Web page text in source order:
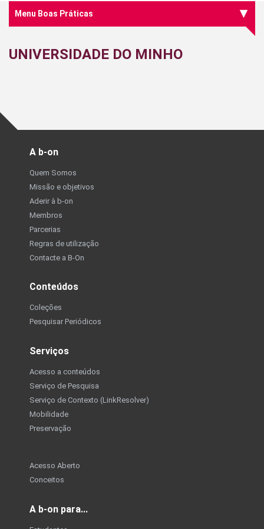
Menu Boas Práticas
UNIVERSIDADE DO MINHO
A b-on
Quem Somos
Missão e objetivos
Aderir à b-on
Membros
Parcerias
Regras de utilização
Contacte a B-On
Conteúdos
Coleções
Pesquisar Periódicos
Serviços
Acesso a conteúdos
Serviço de Pesquisa
Serviço de Contexto (LinkResolver)
Mobilidade
Preservação
Acesso Aberto
Conceitos
A b-on para...